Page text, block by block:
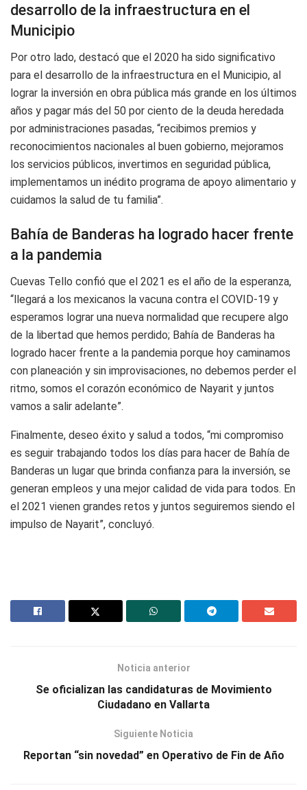
desarrollo de la infraestructura en el
Municipio
Por otro lado, destacó que el 2020 ha sido significativo
para el desarrollo de la infraestructura en el Municipio, al
lograr la inversión en obra pública más grande en los últimos
años y pagar más del 50 por ciento de la deuda heredada
por administraciones pasadas, “recibimos premios y
reconocimientos nacionales al buen gobierno, mejoramos
los servicios públicos, invertimos en seguridad pública,
implementamos un inédito programa de apoyo alimentario y
cuidamos la salud de tu familia”.
Bahía de Banderas ha logrado hacer frente
a la pandemia
Cuevas Tello confió que el 2021 es el año de la esperanza,
“llegará a los mexicanos la vacuna contra el COVID-19 y
esperamos lograr una nueva normalidad que recupere algo
de la libertad que hemos perdido; Bahía de Banderas ha
logrado hacer frente a la pandemia porque hoy caminamos
con planeación y sin improvisaciones, no debemos perder el
ritmo, somos el corazón económico de Nayarit y juntos
vamos a salir adelante”.
Finalmente, deseo éxito y salud a todos, “mi compromiso
es seguir trabajando todos los días para hacer de Bahía de
Banderas un lugar que brinda confianza para la inversión, se
generan empleos y una mejor calidad de vida para todos. En
el 2021 vienen grandes retos y juntos seguiremos siendo el
impulso de Nayarit”, concluyó.
Noticia anterior
Se oficializan las candidaturas de Movimiento
Ciudadano en Vallarta
Siguiente Noticia
Reportan “sin novedad” en Operativo de Fin de Año